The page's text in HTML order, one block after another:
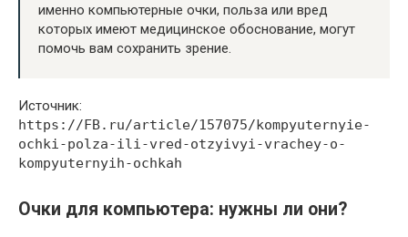
именно компьютерные очки, польза или вред
которых имеют медицинское обоснование, могут
помочь вам сохранить зрение.
Источник:
https://FB.ru/article/157075/kompyuternyie-
ochki-polza-ili-vred-otzyivyi-vrachey-o-
kompyuternyih-ochkah
Очки для компьютера: нужны ли они?